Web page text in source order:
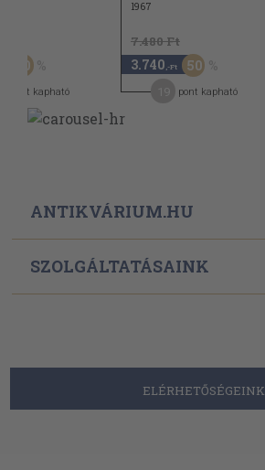
30
pont kapható
1967
7.480 Ft
3.740 ,-Ft 50
pont kapható
ANTIKVÁRIUM.HU
SZOLGÁLTATÁSAINK
ELÉRHETŐSÉGEINK